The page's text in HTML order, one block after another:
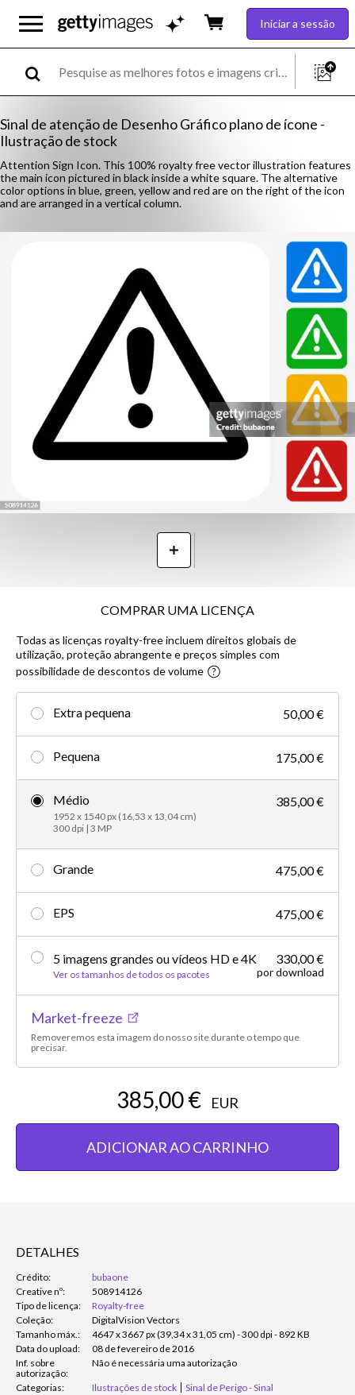
Iniciar a sessão
Sinal de atenção de Desenho Gráfico plano de ícone -
Ilustração de stock
Attention Sign Icon. This 100% royalty free vector illustration features
the main icon pictured in black inside a white square. The alternative
color options in blue, green, yellow and red are on the right of the icon
and are arranged in a vertical column.
COMPRAR UMA LICENÇA
Todas as licenças royalty-free incluem direitos globais de
utilização, proteção abrangente e preços simples com
possibilidade de descontos de volume
Extra pequena 50,00 €
Pequena 175,00 €
Médio
1952 x 1540 px (16,53 x 13,04 cm)
300 dpi | 3 MP
385,00 €
Grande 475,00 €
EPS 475,00 €
5 imagens grandes ou vídeos HD e 4K
Ver os tamanhos de todos os pacotes
330,00 €
por download
Market-freeze
Removeremos esta imagem do nosso site durante o tempo que
precisar.
385,00 € EUR
ADICIONAR AO CARRINHO
DETALHES
Crédito:
bubaone
Creative nº:
508914126
Tipo de licença:
Royalty-free
Coleção:
DigitalVision Vectors
Tamanho máx.:
4647 x 3667 px (39,34 x 31,05 cm) - 300 dpi - 892 KB
Data do upload:
08 de fevereiro de 2016
Inf. sobre
autorização:
Não é necessária uma autorização
Categorias: Ilustrações de stock Sinal de Perigo - Sinal